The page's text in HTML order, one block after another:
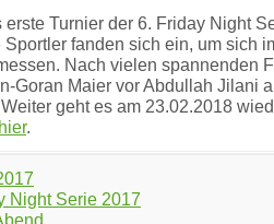
Turnier der 6. Friday Night
fanden sich ein, um sich
Nach vielen spannenden
Goran Maier vor Abdullah Jilani
geht es am 23.02.2018
hier.
Night Serie 2017